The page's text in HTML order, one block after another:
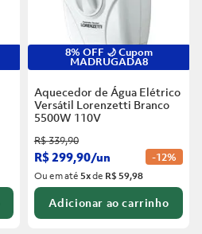
8% OFF 🌙 Cupom
MADRUGADA8
Aquecedor de Água Elétrico
Versátil Lorenzetti Branco
5500W 110V
R$339,90
R$299,90/un -12%
Ou em até5xde R$ 59,98
Adicionar ao carrinho